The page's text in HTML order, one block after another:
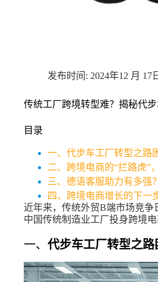
2024年12 月 17
传统工厂跨境转型难？揭秘代
目录
一、代步车工厂转型之路
二、跨境电商的“拦路虎”
三、德语客服助力有多强？
四、跨境电商增长的下一
近年来，传统外贸B端市场竞
中国传统制造业工厂投身跨境电
一、 代步车工厂转型之路